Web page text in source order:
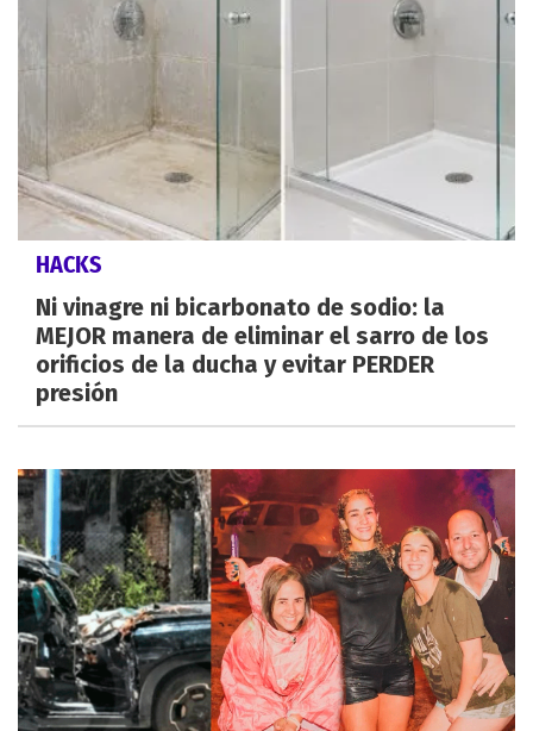
HACKS
Ni vinagre ni bicarbonato de sodio: la
MEJOR manera de eliminar el sarro de los
orificios de la ducha y evitar PERDER
presión